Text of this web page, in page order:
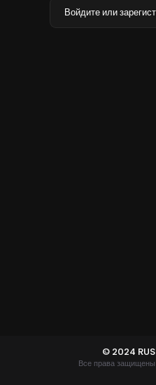
Войдите или
© 2024
Все права